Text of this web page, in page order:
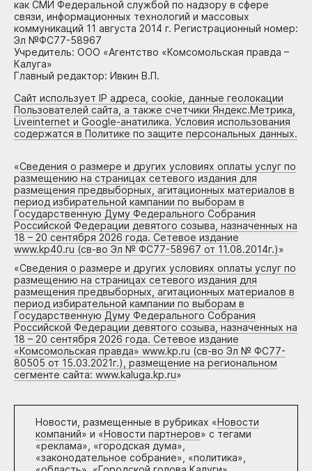
как СМИ Федеральной службой по надзору в сфере
связи, информационных технологий и массовых
коммуникаций 11 августа 2014 г. Регистрационный номер:
Эл №ФС77-58967
Учредитель: ООО «Агентство «Комсомольская правда –
Калуга»
Главный редактор: Ивкин В.П.
Сайт использует IP адреса, cookie, данные геолокации
Пользователей сайта, а также счетчики Яндекс.Метрика,
Liveinternet и Google-анатилика. Условия использования
содержатся в Политике по защите персональных данных.
«Сведения о размере и других условиях оплаты услуг по
размещению на страницах сетевого издания для
размещения предвыборных, агитационных материалов в
период избирательной кампании по выборам в
Государственную Думу Федерального Собрания
Российской Федерации девятого созыва, назначенных на
18 – 20 сентября 2026 года. Сетевое издание
www.kp40.ru (св-во Эл № ФС77-58967 от 11.08.2014г.)»
«Сведения о размере и других условиях оплаты услуг по
размещению на страницах сетевого издания для
размещения предвыборных, агитационных материалов в
период избирательной кампании по выборам в
Государственную Думу Федерального Собрания
Российской Федерации девятого созыва, назначенных на
18 – 20 сентября 2026 года. Сетевое издание
«Комсомольская правда» www.kp.ru (св-во Эл № ФС77-
80505 от 15.03.2021г.), размещение на региональном
сегменте сайта: www.kaluga.kp.ru»
Новости, размещенные в рубриках «Новости
компаний» и «Новости партнеров» с тегами
«реклама», «городская дума»,
«законодательное собрание», «политика»,